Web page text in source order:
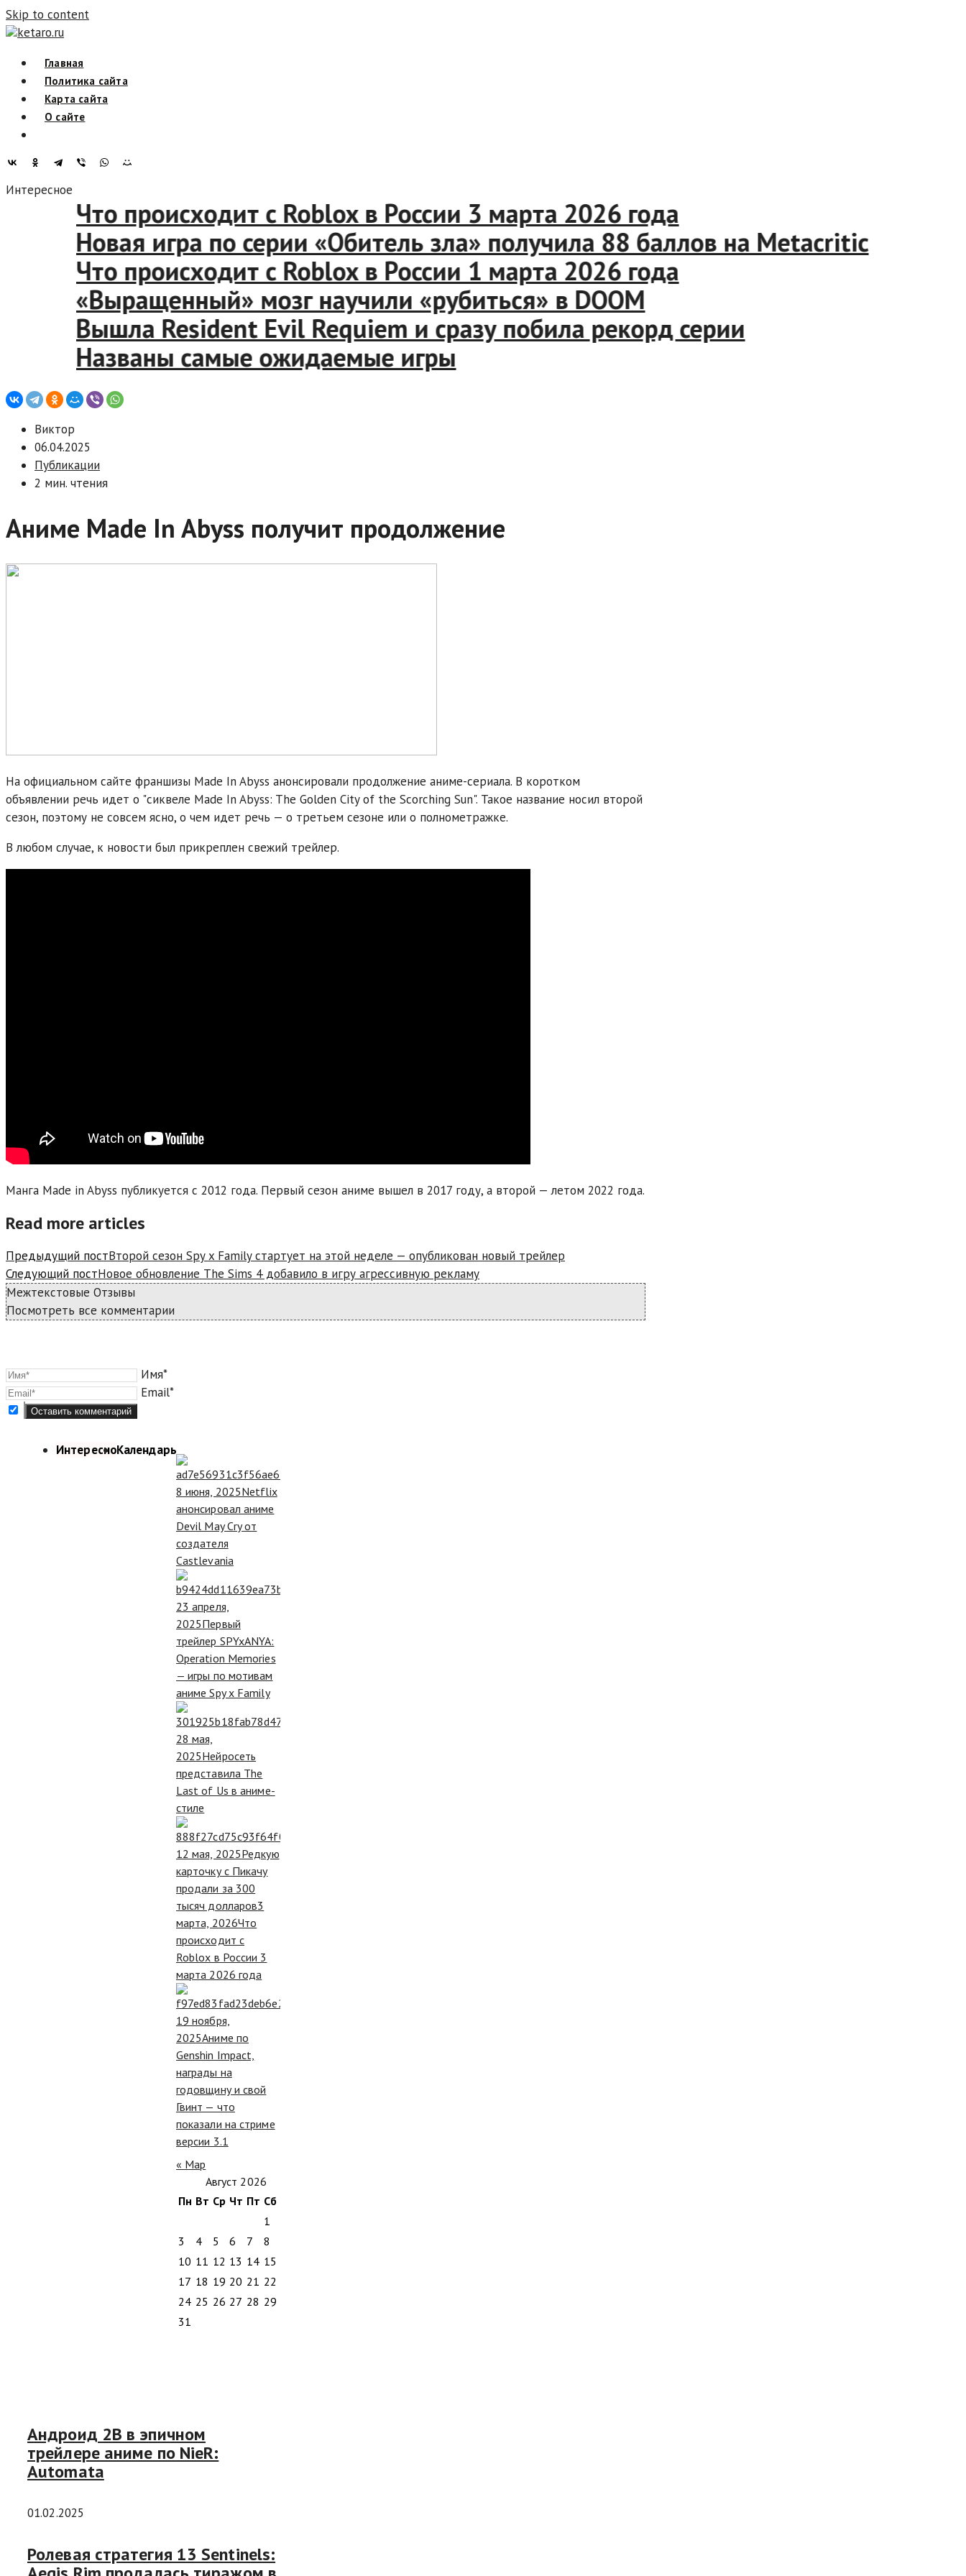
Skip to content
ketaro.ru
Главная
Политика сайта
Карта сайта
О сайте
Интересное
Что происходит с Roblox в России 3 марта 2026 года
Новая игра по серии «Обитель зла» получила 88 баллов на Metacritic
Что происходит с Roblox в России 1 марта 2026 года
«Выращенный» мозг научили «рубиться» в DOOM
Вышла Resident Evil Requiem и сразу побила рекорд серии
Названы самые ожидаемые игры
Виктор
06.04.2025
Публикации
2 мин. чтения
Аниме Made In Abyss получит продолжение
На официальном сайте франшизы Made In Abyss анонсировали продолжение аниме-сериала. В коротком
объявлении речь идет о "сиквеле Made In Abyss: The Golden City of the Scorching Sun". Такое название носил второй
сезон, поэтому не совсем ясно, о чем идет речь — о третьем сезоне или о полнометражке.
В любом случае, к новости был прикреплен свежий трейлер.
Манга Made in Abyss публикуется с 2012 года. Первый сезон аниме вышел в 2017 году, а второй — летом 2022 года.
Read more articles
Предыдущий постВторой сезон Spy x Family стартует на этой неделе — опубликован новый трейлер
Следующий постНовое обновление The Sims 4 добавило в игру агрессивную рекламу
Межтекстовые Отзывы
Посмотреть все комментарии
Имя*
Email*
ИнтересноКалендарь
8 июня, 2025Netflix
анонсировал аниме
Devil May Cry от
создателя
Castlevania
23 апреля,
2025Первый
трейлер SPYxANYA:
Operation Memories
— игры по мотивам
аниме Spy x Family
28 мая,
2025Нейросеть
представила The
Last of Us в аниме-
стиле
12 мая, 2025Редкую
карточку с Пикачу
продали за 300
тысяч долларов3
марта, 2026Что
происходит с
Roblox в России 3
марта 2026 года
19 ноября,
2025Аниме по
Genshin Impact,
награды на
годовщину и свой
Гвинт — что
показали на стриме
версии 3.1
« Мар
Август 2026
Пн Вт Ср Чт Пт Сб
1
3
4 5 6 7 8
10 11 12 13 14 15
17 18 19 20 21 22
24 25 26 27 28 29
31
Андроид 2B в эпичном
трейлере аниме по NieR:
Automata
01.02.2025
Ролевая стратегия 13 Sentinels: